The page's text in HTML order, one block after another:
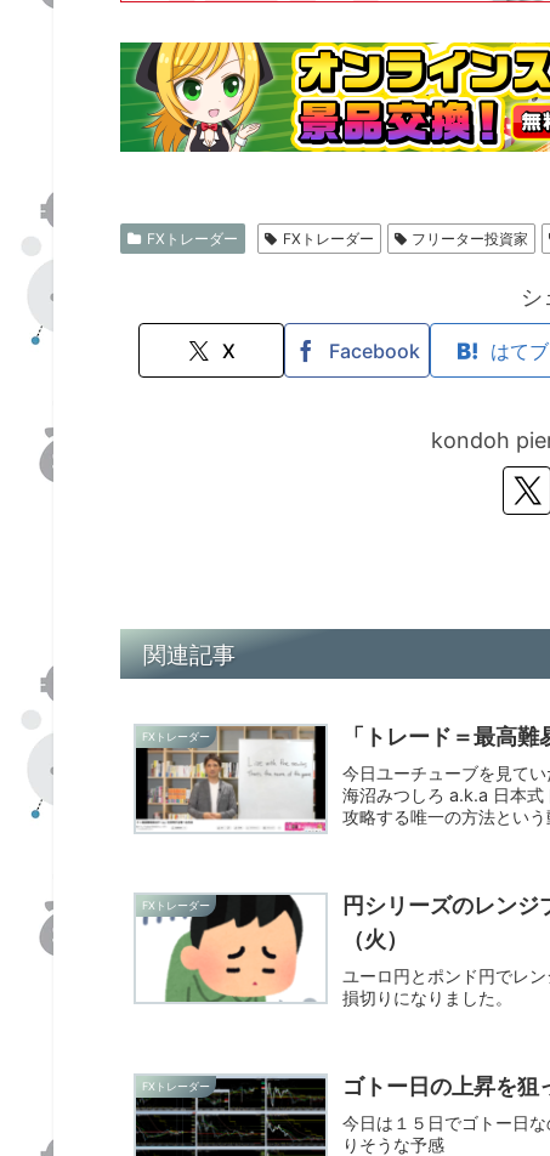
FXトレーダー FXトレーダー フリーター投資家
シ
X Facebook はてブ
kondoh
関連記事
FXトレーダー 「トレード＝最高
今日ユーチューブを見て
海沼みつしろ a.k.a 日本
攻略する唯一の方法という
FXトレーダー
円シリーズのレン
（火）
ユーロ円とポンド円でレ
損切りになりました。
FXトレーダー ゴトー日の上昇を
今日は１５日でゴトー日
りそうな予感